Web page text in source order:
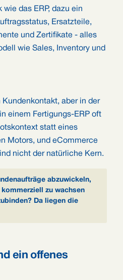
das ERP, dazu ein
Ersatzteile,
und Zertifikate - alles
wie Sales, Inventory und
Kundenkontakt, aber in der
einem Fertigungs-ERP oft
statt eines
Motors, und eCommerce
nicht der natürliche Kern.
abzuwickeln,
zu wachsen
Da liegen die
ein offenes